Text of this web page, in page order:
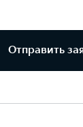
Отправить